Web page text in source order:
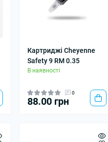
Картриджі Cheyenne
Safety 9 RM 0.35
В наявності
0
88.00 грн